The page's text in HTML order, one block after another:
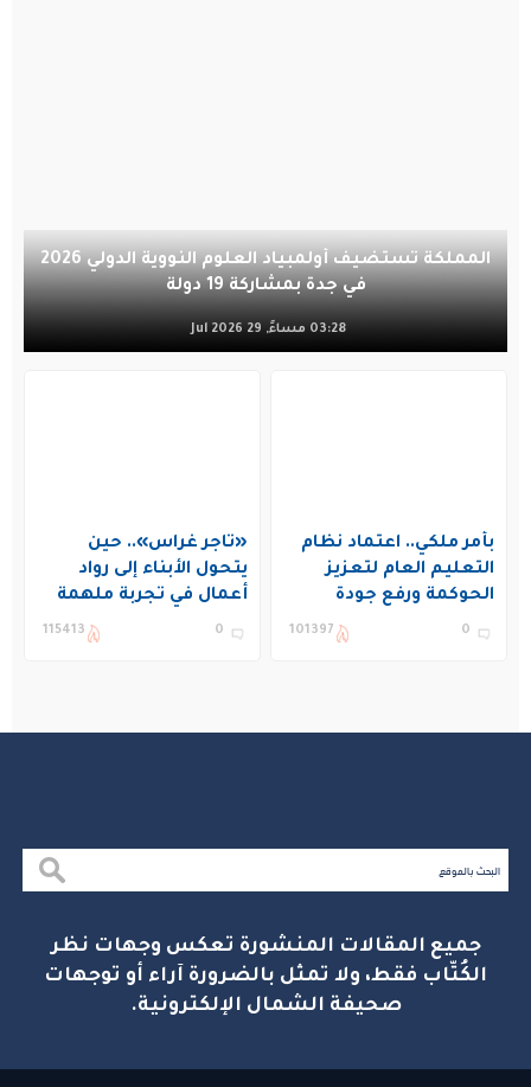
المملكة تستضيف أولمبياد العلوم النووية الدولي 2026
في جدة بمشاركة 19 دولة
03:28 مساءً, 29 Jul 2026
بأمر ملكي.. اعتماد نظام
التعليم العام لتعزيز
الحوكمة ورفع جودة
التعليم في المملكة
0
101397
«تاجر غراس».. حين
يتحول الأبناء إلى رواد
أعمال في تجربة ملهمة
بنادي غراس الصيفي
0
115413
جميع المقالات المنشورة تعكس وجهات نظر
الكُتّاب فقط، ولا تمثل بالضرورة آراء أو توجهات
صحيفة الشمال الإلكترونية.